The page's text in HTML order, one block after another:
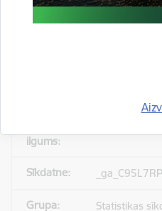
uzlabotu
Statistikas